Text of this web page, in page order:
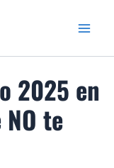
2025 en
te